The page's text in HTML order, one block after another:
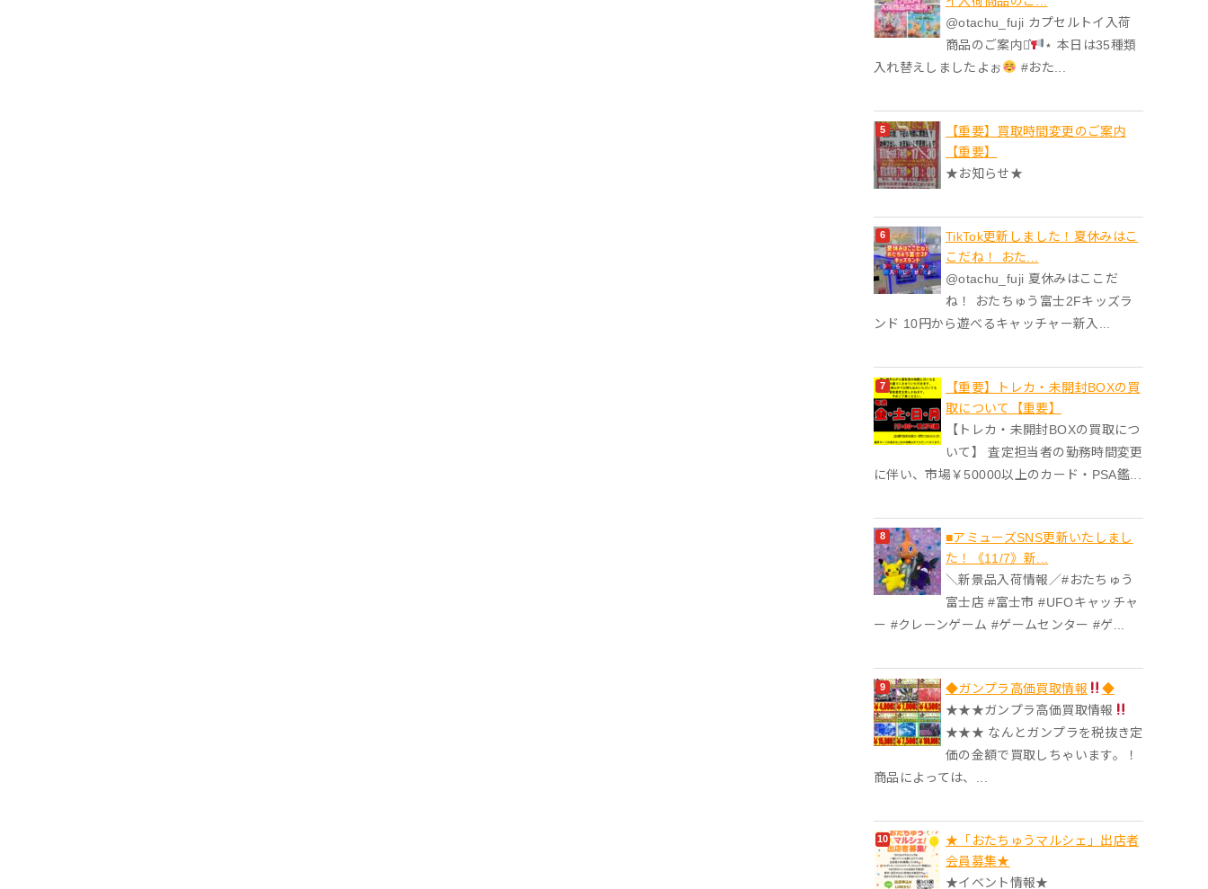
@otachu_fuji カプセルトイ入荷
商品のご案内⋆͛
⋆ 本日は35種類
入れ替えしましたよぉ
#おた...
【重要】買取時間変更のご案内
【重要】
★お知らせ★
TikTok更新しました！夏休みはこ
こだね！ おた...
@otachu_fuji 夏休みはここだ
ね！ おたちゅう富士2Fキッズラ
ンド 10円から遊べるキャッチャー新入...
【重要】トレカ・未開封BOXの買
取について【重要】
【トレカ・未開封BOXの買取につ
いて】 査定担当者の勤務時間変更
に伴い、市場￥50000以上のカード・PSA鑑...
■アミューズSNS更新いたしまし
た！《11/7》新...
＼新景品入荷情報／#おたちゅう
富士店 #富士市 #UFOキャッチャ
ー #クレーンゲーム #ゲームセンター #ゲ...
◆ガンプラ高価買取情報
◆
★★★ガンプラ高価買取情報
★★★ なんとガンプラを税抜き定
価の金額で買取しちゃいます。！
商品によっては、...
★「おたちゅうマルシェ」出店者
会員募集★
★イベント情報★